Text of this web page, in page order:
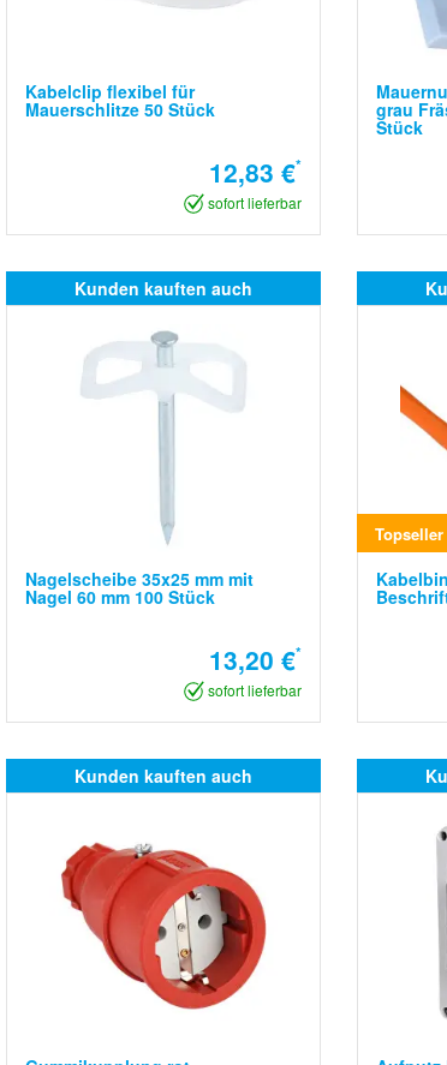
Kabelclip flexibel für
Mauerschlitze 50 Stück
12,83 €*
sofort lieferbar
grau
Stück
Kunden kauften auch
Nagelscheibe 35x25 mm mit
Nagel 60 mm 100 Stück
13,20 €*
sofort lieferbar
Topseller
Kunden kauften auch